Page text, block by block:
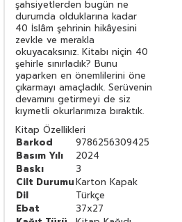
şahsiyetlerden bugün ne
durumda olduklarına kadar
40 İslâm şehrinin hikâyesini
zevkle ve merakla
okuyacaksınız. Kitabı niçin 40
şehirle sınırladık? Bunu
yaparken en önemlilerini öne
çıkarmayı amaçladık. Serüvenin
devamını getirmeyi de siz
kıymetli okurlarımıza bıraktık.
Kitap Özellikleri
Barkod
9786256309425
Basım Yılı
2024
Baskı
3
Cilt DurumuKarton Kapak
Dil
Türkçe
Ebat
37x27